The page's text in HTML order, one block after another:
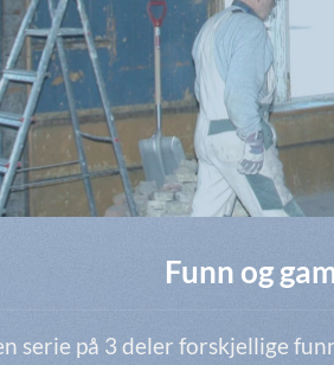
Funn og
serie på 3 deler forskjellige